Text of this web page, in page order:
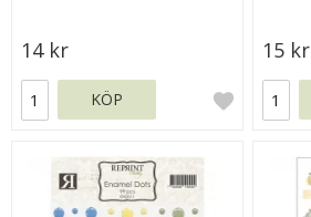
14 kr
KÖP
15 kr